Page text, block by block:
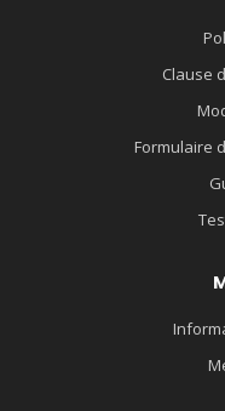
Clause
Formulaire